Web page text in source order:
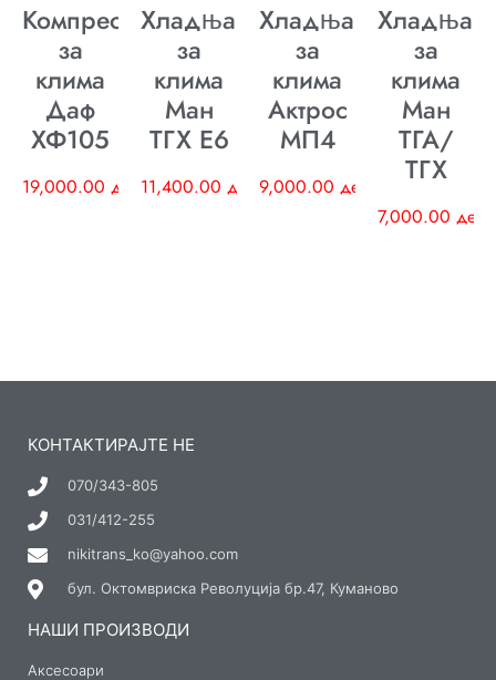
Компресор
за
клима
Даф
ХФ105
19,000.00 ден
Хладњак
за
клима
Ман
ТГХ E6
11,400.00 ден
Хладњак
за
клима
Актрос
МП4
9,000.00 ден
Хладњак
за
клима
Ман
ТГА/
ТГХ
7,000.00 ден
КОНТАКТИРАЈТЕ НЕ
070/343-805
031/412-255
nikitrans_ko@yahoo.com
бул. Октомвриска Револуција бр.47, Куманово
НАШИ ПРОИЗВОДИ
Аксесоари